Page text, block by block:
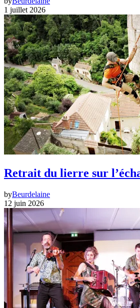
1 juillet 2026
Retrait du lierre sur
byBeurdelaine
12 juin 2026